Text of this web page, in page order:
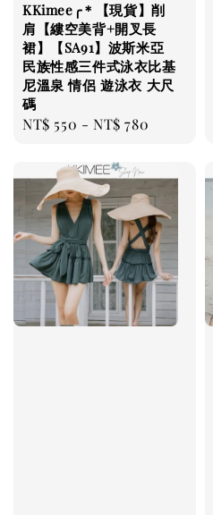
KKimee╭＊【現貨】削
肩【縷空美背+開叉長
裙】【SA91】波斯米亞
民族性感三件式泳衣比基
尼溫泉 情侶 遊泳衣 大尺
碼
Regular
NT$ 550 -NT$ 780